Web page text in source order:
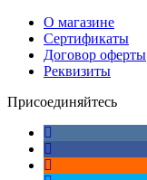
О магазине
Сертификаты
Договор оферты
Реквизиты
Присоединяйтесь